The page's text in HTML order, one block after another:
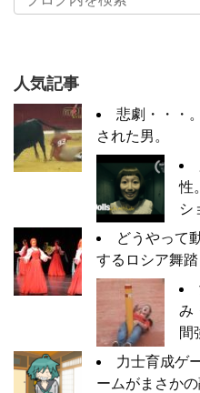
人気記事
悲劇・・・
された男。
性
シ
どうやって
するロシア舞
み
間
力士育成ゲ
ームがまさか